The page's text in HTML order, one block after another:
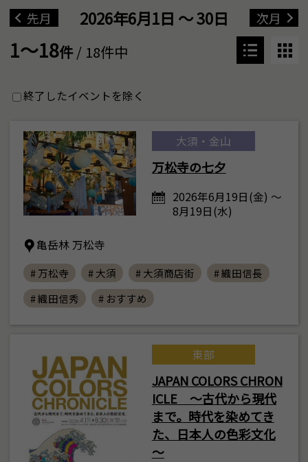
先月 2026年6月1日 ～ 30日 次月
1～18件/ 18件中
終了したイベントを除く
大須・金山
万松寺の七夕
2026年6月19日(金) ～
8月19日(水)
亀岳林 万松寺
# 万松寺 # 大須 # 大須商店街
# 織田信長
# 織田信秀
# おすすめ
東部
JAPAN COLORS CHRON
ICLE ～古代から現代
まで。時代を染めてき
た、日本人の色彩文化
～